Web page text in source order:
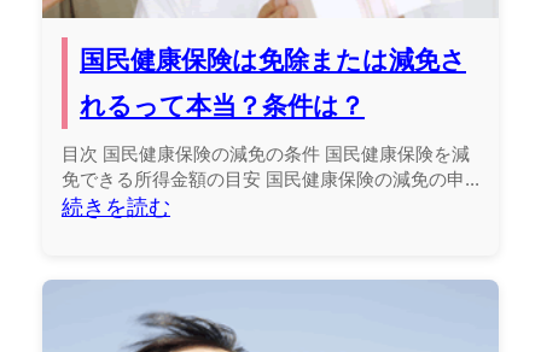
国民健康保険は免除または減免さ
れるって本当？条件は？
目次 国民健康保険の減免の条件 国民健康保険を減
免できる所得金額の目安 国民健康保険の減免の申...
続きを読む